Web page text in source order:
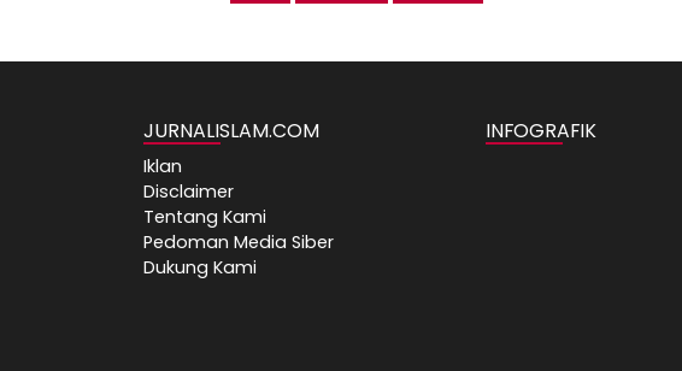
JURNALISLAM.COM
Iklan
Disclaimer
Tentang Kami
Pedoman Media Siber
Dukung Kami
INFOGRAFIK